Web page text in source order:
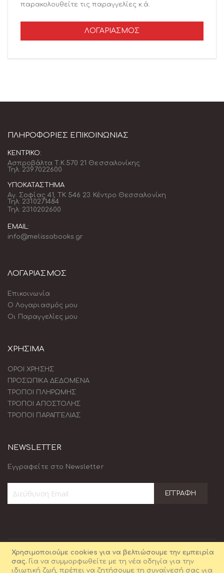
Χρησιμοποιούμε cookies για να βελτιώσουμε την εμπειρία
σας.
Για να συμμορφωθείτε με τη νέα οδηγία για την
ιδιωτική ζωή, πρέπει να ζητήσουμε τη συναίνεσή σας για
παρακολουθείτε τις παραγγελίες κ.ά.
ΛΟΓΑΡΙΑΣΜΌΣ
ΠΛΗΡΟΦΟΡΊΕΣ ΕΠΙΚΟΙΝΩΝΊΑΣ
ΚΕΝΤΡΙΚΌ:
Ασπροβάλτα Τ.Κ.570 21 Θεσσαλονίκης
Τηλ: 2397022600
ΥΠΟΚΑΤΆΣΤΗΜΑ
Αγ. Σοφίας 41, ΤΚ 546 23 Κέντρο Θεσσαλονίκη
Τηλ: 2310271484
Τηλ: 2310202600
EMAIL:
info@melissabooks.gr
ΛΟΓΑΡΙΑΣΜΟΣ
Επικοινωνία
Ο Λογαριασμός μου
Οι Παραγγελίες μου
ΧΡΗΣΙΜΑ
ΟΡΟΙ ΧΡΗΣΗΣ
ΠΡΟΣΩΠΙΚΑ ΔΕΔΟΜΕΝΑ
ΤΡΟΠΟΙ ΠΛΗΡΩΜΗΣ
ΤΡΟΠΟΙ ΑΠΟΣΤΟΛΗΣ
ΤΡΟΠΟΙ ΠΑΡΑΓΓΕΛΙΑΣ
NEWSLETTER
Εγγραφείτε στο Newsletter
Δελτίο:
ΕΓΓΡΑΦΉ